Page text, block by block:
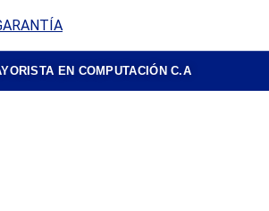
EN COMPUTACIÓN C.A